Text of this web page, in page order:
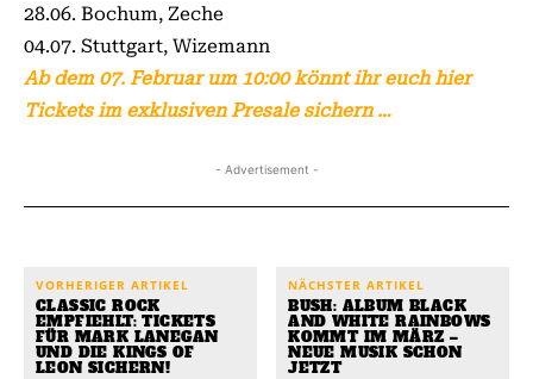
28.06. Bochum, Zeche
04.07. Stuttgart, Wizemann
Ab dem 07. Februar um 10:00 könnt ihr euch hier
Tickets im exklusiven Presale sichern …
- Advertisement -
VORHERIGER ARTIKEL
CLASSIC ROCK
EMPFIEHLT: TICKETS
FÜR MARK LANEGAN
UND DIE KINGS OF
LEON SICHERN!
NÄCHSTER ARTIKEL
BUSH: ALBUM BLACK
AND WHITE RAINBOWS
KOMMT IM MÄRZ –
NEUE MUSIK SCHON
JETZT